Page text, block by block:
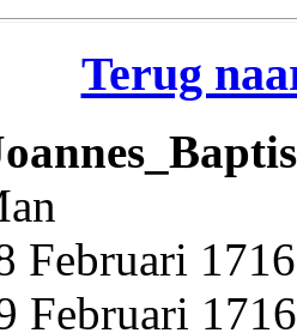
Terug
Februari
Februari